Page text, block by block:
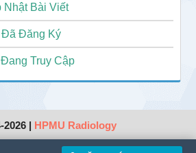
Nhật Bài Viết
Đã Đăng Ký
Truy Cập
2026 | HPMU Radiology